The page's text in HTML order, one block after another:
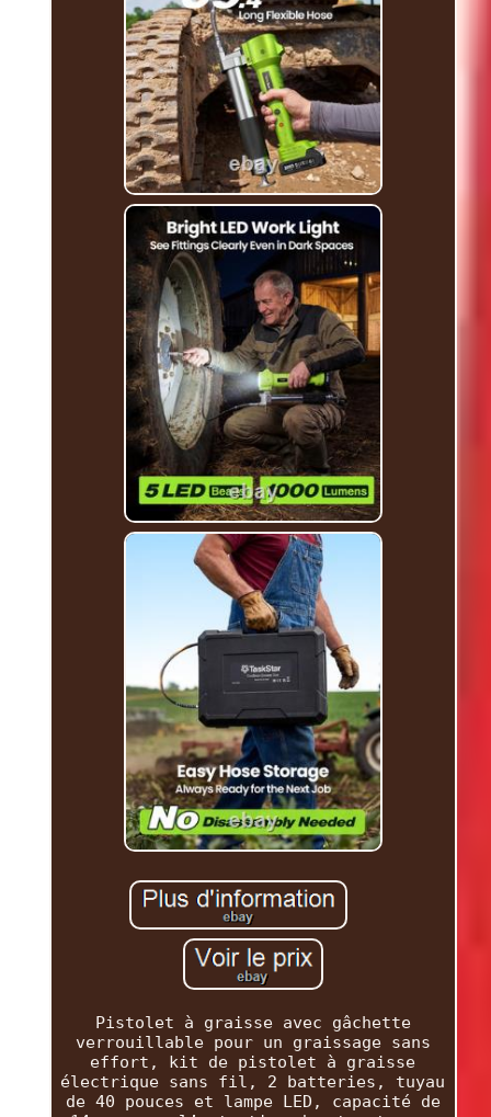
Pistolet à graisse avec gâchette
verrouillable pour un graissage sans
effort, kit de pistolet à graisse
électrique sans fil, 2 batteries, tuyau
de 40 pouces et lampe LED, capacité de